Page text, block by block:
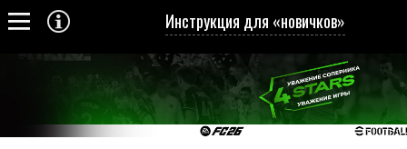
Инструкция для «новичков»